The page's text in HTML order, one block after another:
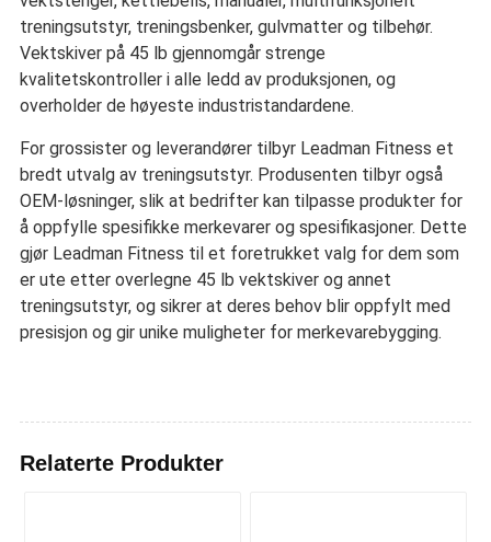
treningsutstyr, treningsbenker, gulvmatter og tilbehør.
Vektskiver på 45 lb gjennomgår strenge
kvalitetskontroller i alle ledd av produksjonen, og
overholder de høyeste industristandardene.
For grossister og leverandører tilbyr Leadman Fitness et
bredt utvalg av treningsutstyr. Produsenten tilbyr også
OEM-løsninger, slik at bedrifter kan tilpasse produkter for
å oppfylle spesifikke merkevarer og spesifikasjoner. Dette
gjør Leadman Fitness til et foretrukket valg for dem som
er ute etter overlegne 45 lb vektskiver og annet
treningsutstyr, og sikrer at deres behov blir oppfylt med
presisjon og gir unike muligheter for merkevarebygging.
Relaterte Produkter